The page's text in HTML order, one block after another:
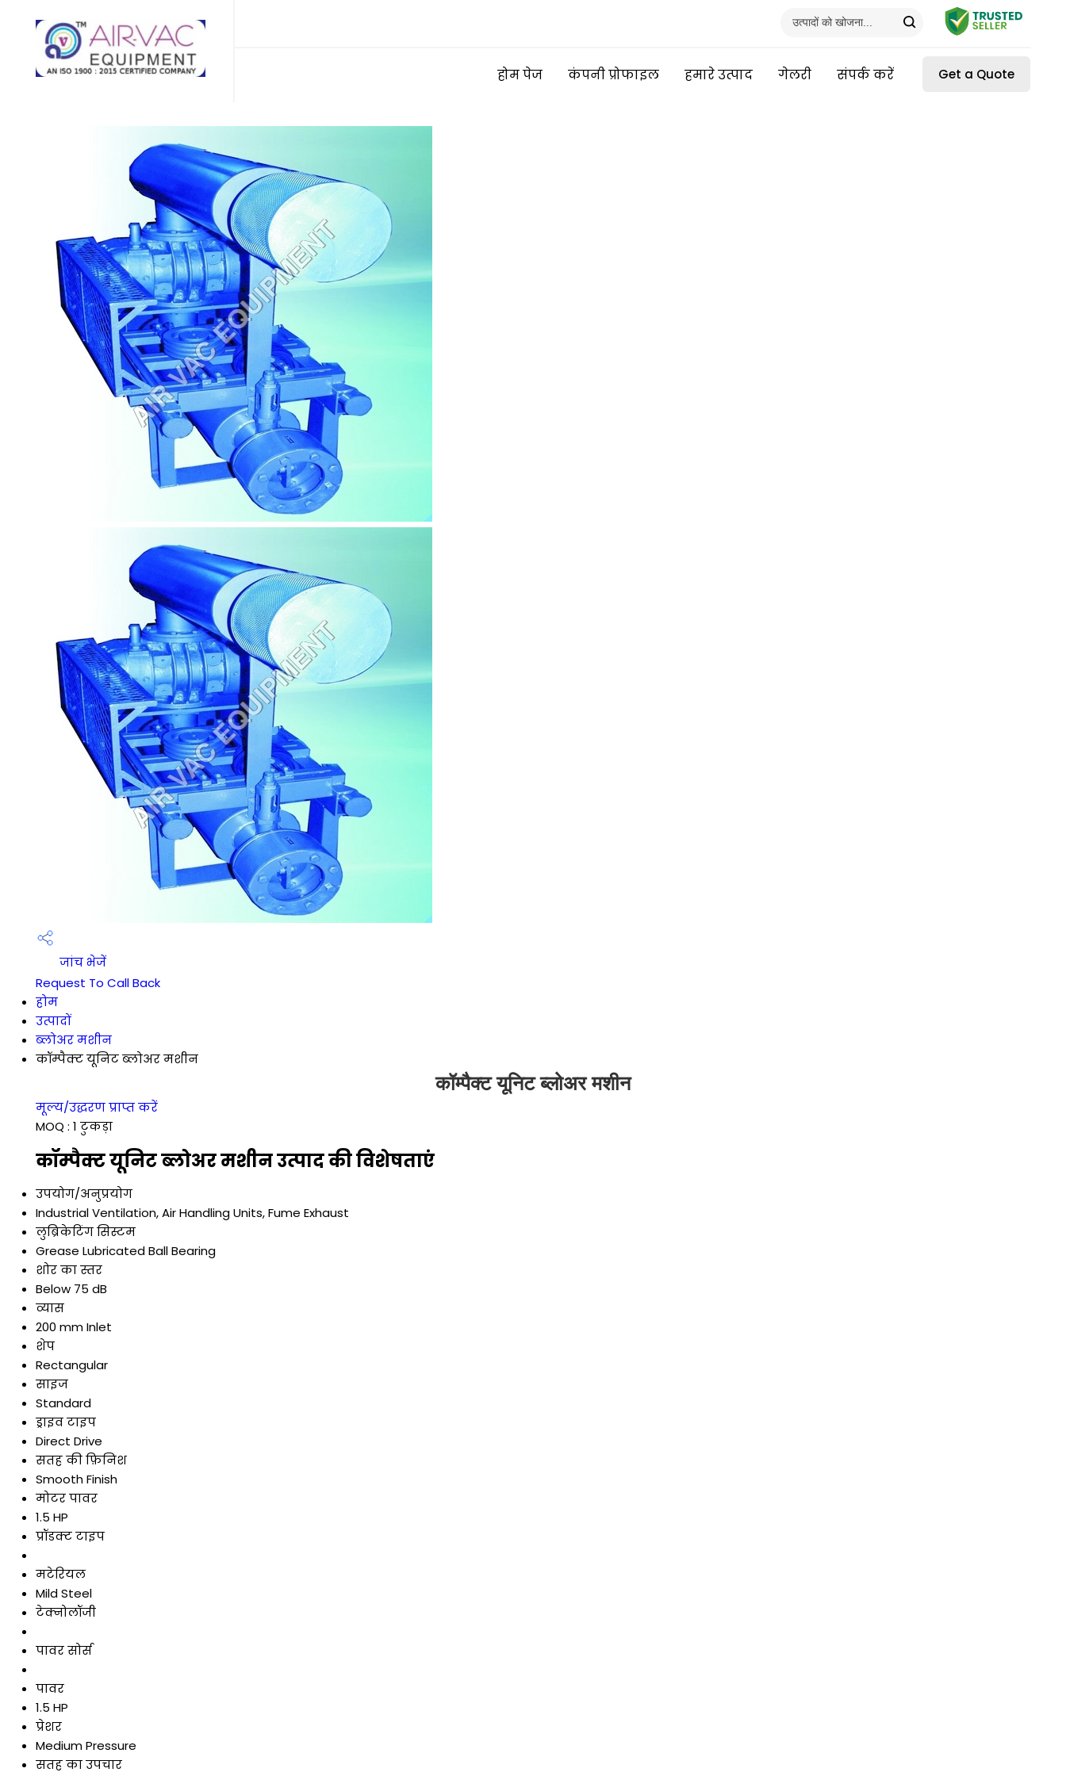
Get a Quote
होम पेज कंपनी प्रोफाइल हमारे उत्पाद गेलरी संपर्क करें
जांच भेजें
Request To Call Back
होम
उत्पादों
ब्लोअर मशीन
कॉम्पैक्ट यूनिट ब्लोअर मशीन
कॉम्पैक्ट यूनिट ब्लोअर मशीन
मूल्य/उद्धरण प्राप्त करें
MOQ : 1 टुकड़ा
कॉम्पैक्ट यूनिट ब्लोअर मशीन उत्पाद की विशेषताएं
उपयोग/अनुप्रयोग
Industrial Ventilation, Air Handling Units, Fume Exhaust
लुब्रिकेटिंग सिस्टम
Grease Lubricated Ball Bearing
शोर का स्तर
Below 75 dB
व्यास
200 mm Inlet
शेप
Rectangular
साइज
Standard
ड्राइव टाइप
Direct Drive
सतह की फ़िनिश
Smooth Finish
मोटर पावर
1.5 HP
प्रॉडक्ट टाइप
मटेरियल
Mild Steel
टेक्नोलॉजी
पावर सोर्स
पावर
1.5 HP
प्रेशर
Medium Pressure
सतह का उपचार